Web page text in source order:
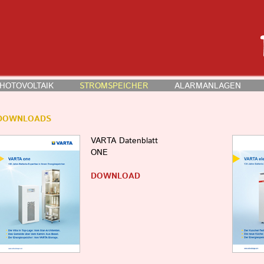
STROMSPEICHER ALARMANLAGEN
VARTA Datenblatt
ONE
DOWNLOAD